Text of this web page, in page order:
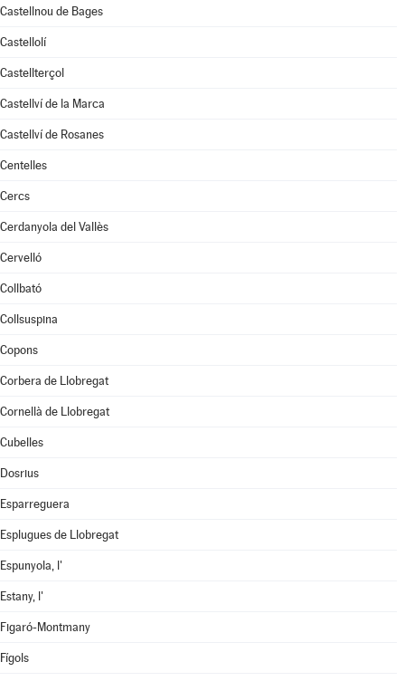
Castellnou de Bages
Castellolí
Castellterçol
Castellví de la Marca
Castellví de Rosanes
Centelles
Cercs
Cerdanyola del Vallès
Cervelló
Collbató
Collsuspina
Copons
Corbera de Llobregat
Cornellà de Llobregat
Cubelles
Dosrius
Esparreguera
Esplugues de Llobregat
Espunyola, l'
Estany, l'
Figaró-Montmany
Fígols